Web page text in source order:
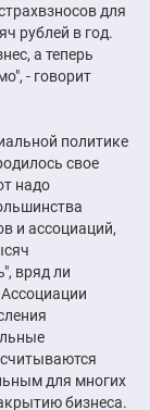
для
рублей в год.
а теперь
- говорит
политике
свое
надо
и ассоциаций,
вряд ли
для многих
бизнеса.